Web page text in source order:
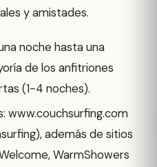
y amistades.
noche hasta una
de los anfitriones
(1-4 noches).
www.couchsurfing.com
además de sitios
WarmShowers